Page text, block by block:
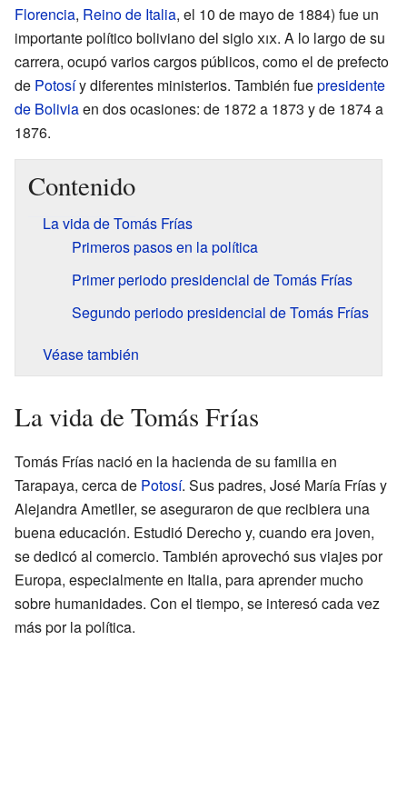
Florencia, Reino de Italia, el 10 de mayo de 1884) fue un
importante político boliviano del sigloxix. A lo largo de su
carrera, ocupó varios cargos públicos, como el de prefecto
de Potosíy diferentes ministerios. También fuepresidente
de Boliviaen dos ocasiones: de 1872 a 1873 y de 1874 a
1876.
Contenido
La vida de Tomás Frías
Primeros pasos en la política
Primer periodo presidencial de Tomás Frías
Segundo periodo presidencial de Tomás Frías
Véase también
La vida de Tomás Frías
Tomás Frías nació en la hacienda de su familia en
Tarapaya, cerca de Potosí. Sus padres, José María Frías y
Alejandra Ametller, se aseguraron de que recibiera una
buena educación. Estudió Derecho y, cuando era joven,
se dedicó al comercio. También aprovechó sus viajes por
Europa, especialmente en Italia, para aprender mucho
sobre humanidades. Con el tiempo, se interesó cada vez
más por la política.